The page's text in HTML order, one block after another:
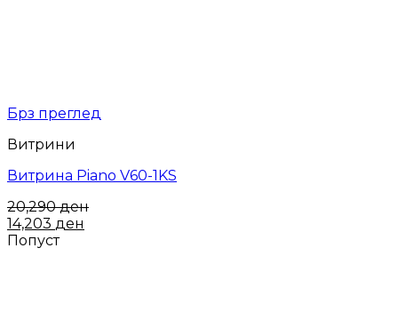
Брз преглед
Витрини
Витрина Piano V60-1KS
20,290ден
14,203 ден
Попуст